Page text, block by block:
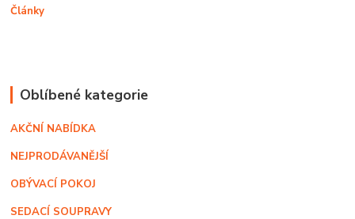
Články
Oblíbené kategorie
AKČNÍ NABÍDKA
NEJPRODÁVANĚJŠÍ
OBÝVACÍ POKOJ
SEDACÍ SOUPRAVY